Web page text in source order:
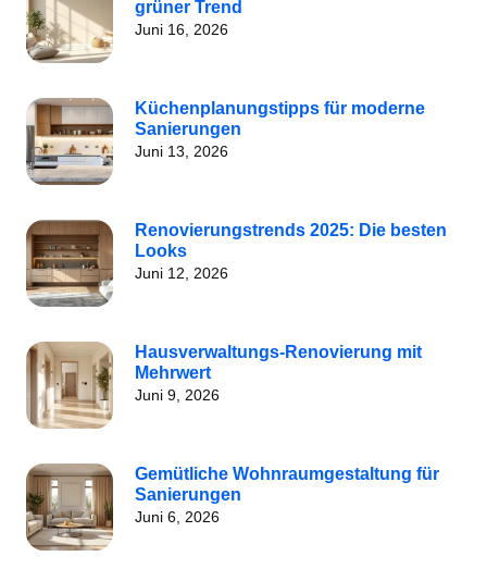
grüner Trend
Juni 16, 2026
Küchenplanungstipps für moderne
Sanierungen
Juni 13, 2026
Renovierungstrends 2025: Die besten
Looks
Juni 12, 2026
Hausverwaltungs-Renovierung mit
Mehrwert
Juni 9, 2026
Gemütliche Wohnraumgestaltung für
Sanierungen
Juni 6, 2026